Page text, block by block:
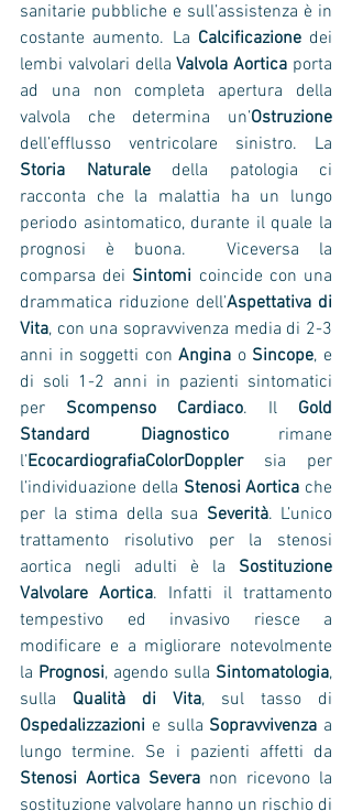
sanitarie pubbliche e sull’assistenza è in
costante aumento. La Calcificazione dei
lembi valvolari della Valvola Aortica porta
ad una non completa apertura della
valvola che determina un’Ostruzione
Storia Naturale della patologia ci
racconta che la malattia ha un lungo
periodo asintomatico, durante il quale la
prognosi è buona.  Viceversa la
comparsa dei Sintomi coincide con una
drammatica riduzione dell’Aspettativa di
Vita, con una sopravvivenza media di 2-3
anni in soggetti con Angina o Sincope, e
di soli 1-2 anni in pazienti sintomatici
per Scompenso Cardiaco. Il Gold
Standard Diagnostico rimane
l’EcocardiografiaColorDoppler sia per
l’individuazione della Stenosi Aortica che
per la stima della sua Severità. L’unico
trattamento risolutivo per la stenosi
aortica negli adulti è la Sostituzione
Valvolare Aortica. Infatti il trattamento
tempestivo ed invasivo riesce a
modificare e a migliorare notevolmente
la Prognosi, agendo sulla Sintomatologia,
sulla Qualità di Vita
Ospedalizzazioni e sulla Sopravvivenza a
Stenosi Aortica Severa non ricevono la
sostituzione valvolare hanno un rischio di